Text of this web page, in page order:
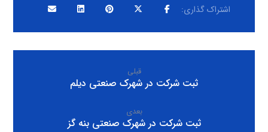
قبلی
ثبت شرکت در شهرک صنعتی ديلم
بعدی
ثبت شرکت در شهرک صنعتی بنه گز